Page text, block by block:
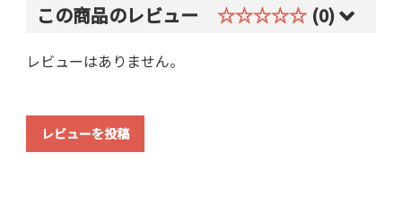
この商品のレビュー ☆☆☆☆☆ (0)
レビューはありません。
レビューを投稿